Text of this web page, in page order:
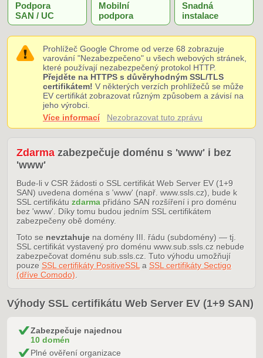
Podpora
SAN / UC
Mobilní
podpora
Snadná
instalace
Prohlížeč Google Chrome od verze 68 zobrazuje
varování "Nezabezpečeno" u všech webových stránek,
které používají nezabezpečený protokol HTTP.
Přejděte na HTTPS s důvěryhodným SSL/TLS
certifikátem! V některých verzích prohlížečů se může
EV certifikát zobrazovat různým způsobem a závisí na
jeho výrobci.
Více informací
Nezobrazovat tuto zprávu
Zdarma zabezpečuje doménu s 'www' i bez
'www'
Bude-li v CSR žádosti o SSL certifikát Web Server EV (1+9
SAN) uvedena doména s 'www' (např. www.ssls.cz), bude k
SSL certifikátu zdarma přidáno SAN rozšíření i pro doménu
bez 'www'. Díky tomu budou jedním SSL certifikátem
zabezpečeny obě domény.
Toto se nevztahuje na domény III. řádu (subdomény) — tj.
SSL certifikát vystavený pro doménu www.sub.ssls.cz nebude
zabezpečovat doménu sub.ssls.cz. Tuto výhodu umožňují
pouze SSL certifikáty PositiveSSL a SSL certifikáty Sectigo
(dříve Comodo)
Výhody SSL certifikátu Web Server EV (1+9 SAN)
Zabezpečuje najednou
10 domén
Plné ověření organizace